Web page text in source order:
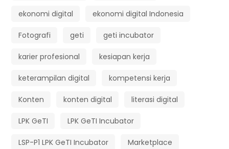
ekonomi digital ekonomi digital Indonesia
Fotografi geti geti incubator
karier profesional kesiapan kerja
keterampilan digital kompetensi kerja
Konten konten digital literasi digital
LPK GeTI LPK GeTI Incubator
LSP-P1 LPK GeTI Incubator Marketplace